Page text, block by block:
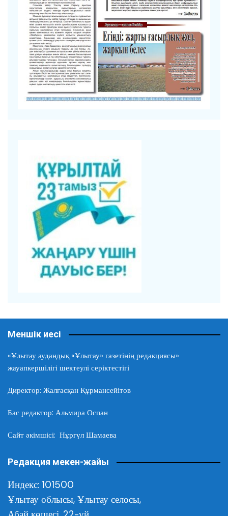
Меншік иесі
«Ұлытау аудандық «Ұлытау» газетінің редакциясы»
жауапкершілігі шектеулі серіктестігі
Директор: Жалғасқан Құрмансейітов
Бас редактор: Альмира Оспан
Сайт әкімшісі: Нұргүл Шамаева
Редакция мекен-жайы
Индекс: 101500
Ұлытау облысы, Ұлытау селосы,